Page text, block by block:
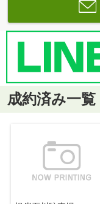
成約済み一覧